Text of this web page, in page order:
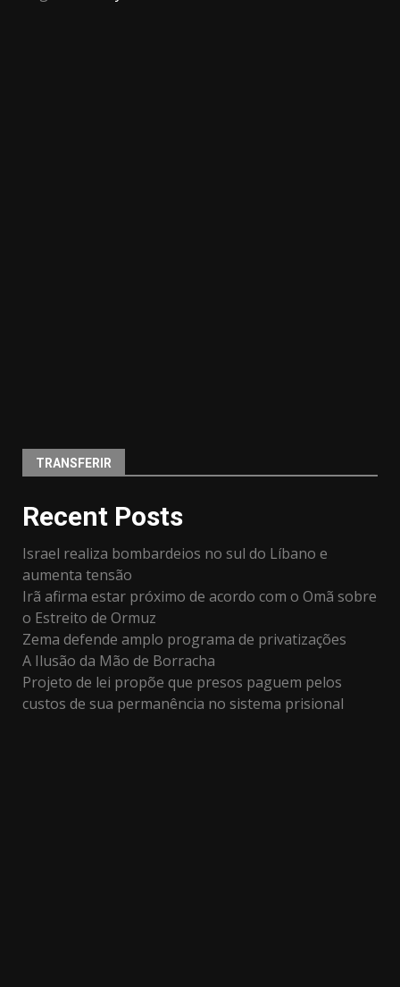
TRANSFERIR
Recent Posts
Israel realiza bombardeios no sul do Líbano e
aumenta tensão
Irã afirma estar próximo de acordo com o Omã sobre
o Estreito de Ormuz
Zema defende amplo programa de privatizações
A Ilusão da Mão de Borracha
Projeto de lei propõe que presos paguem pelos
custos de sua permanência no sistema prisional